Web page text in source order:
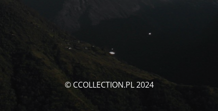
© CCOLLECTION.PL 2024